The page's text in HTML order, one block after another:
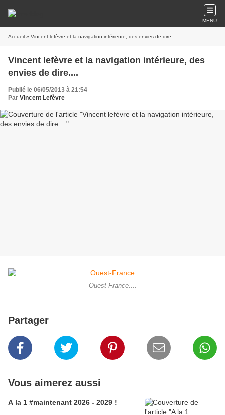
MENU
Accueil » Vincent lefèvre et la navigation intérieure, des envies de dire....
Vincent lefèvre et la navigation intérieure, des
envies de dire....
Publié le 06/05/2013 à 21:54
Par Vincent Lefèvre
Ouest-France....
Partager
Vous aimerez aussi
A la 1 #maintenant 2026 - 2029 !